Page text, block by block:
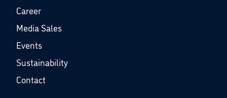
Career
Media Sales
Events
Sustainability
Contact